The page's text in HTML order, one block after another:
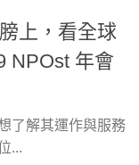
上，看全球
NPOst 年會
了解其運作與服務
...